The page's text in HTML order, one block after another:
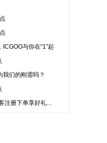
ICGOO与你在“1”起
我们的刚需吗？
更有倍捷连接器多重惊喜哟~